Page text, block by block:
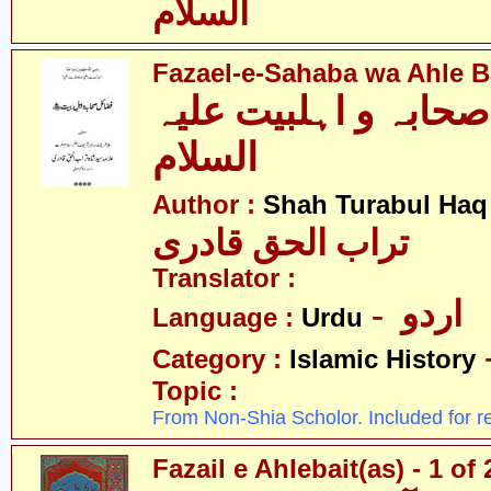
السلام
Fazael-e-Sahaba wa Ahle
و اہلبیت علیہ
السلام
Author : Shah Turabul
تراب الحق قادری
Translator :
Language : Urdu
Category : Islamic History
Topic :
From Non-Shia Scholor. Included for
Fazail e Ahlebait(as) - 1 of